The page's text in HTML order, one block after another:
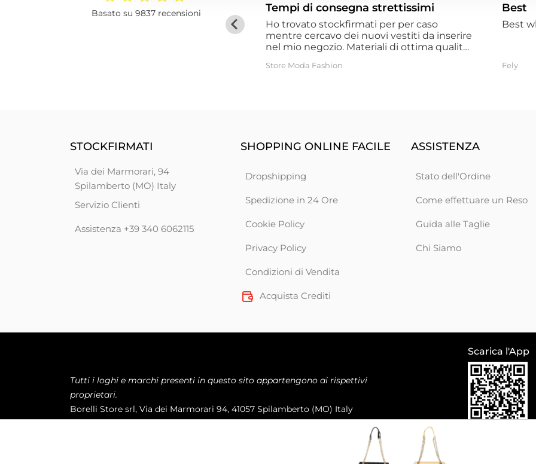
Basato su 9837 recensioni
Molto Bene Tempi di consegna strettissimi
Ho trovato stockfirmati per per caso
mentre cercavo dei nuovi vestiti da inserire
nel mio negozio. Materiali di ottima qualità
strettissimi
Store Moda Fashion
Best
Best
Fely
STOCKFIRMATI
Via dei Marmorari, 94
Spilamberto (MO) Italy
Servizio Clienti
Assistenza +39 340 6062115
SHOPPING ONLINE FACILE
Dropshipping
Spedizione in 24 Ore
Cookie Policy
Privacy Policy
Condizioni di Vendita
Acquista Crediti
ASSISTENZA
Stato dell'Ordine
Come effettuare un Reso
Guida alle Taglie
Chi Siamo
Tutti i loghi e marchi presenti in questo sito appartengono ai rispettivi
proprietari.
Borelli Store srl, Via dei Marmorari 94, 41057 Spilamberto (MO) Italy
P.Iva03023860368 - Capitale Sociale €500000 i.v. / ® 2026 Stockfirmati
Scarica l'App